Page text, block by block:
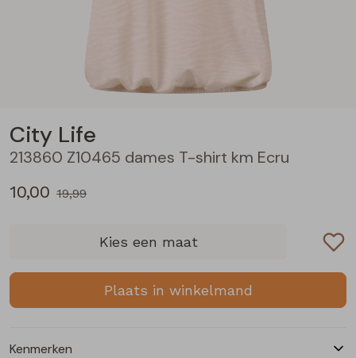
Pullover
Blazers
Lange broek
Bermudas
Rokken
Vesten
City Life
213860 Z10465 dames T-shirt km Ecru
10,00 19,99
Kies een maat
Plaats in winkelmand
Kenmerken